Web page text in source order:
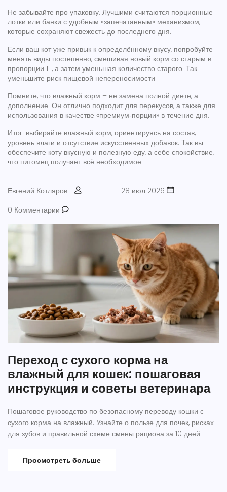
Не забывайте про упаковку. Лучшими считаются порционные
лотки или банки с удобным «запечатанным» механизмом,
которые сохраняют свежесть до последнего дня.
Если ваш кот уже привык к определённому вкусу, попробуйте
менять виды постепенно, смешивая новый корм со старым в
пропорции 1:1, а затем уменьшая количество старого. Так
уменьшите риск пищевой непереносимости.
Помните, что влажный корм – не замена полной диете, а
дополнение. Он отлично подходит для перекусов, а также для
использования в качестве «премиум‑порции» в течение дня.
Итог: выбирайте влажный корм, ориентируясь на состав,
уровень влаги и отсутствие искусственных добавок. Так вы
обеспечите коту вкусную и полезную еду, а себе спокойствие,
что питомец получает всё необходимое.
Евгений Котляров
28 июл 2026
0 Комментарии
Переход с сухого корма на
влажный для кошек: пошаговая
инструкция и советы ветеринара
Пошаговое руководство по безопасному переводу кошки с
сухого корма на влажный. Узнайте о пользе для почек, рисках
для зубов и правильной схеме смены рациона за 10 дней.
Просмотреть больше